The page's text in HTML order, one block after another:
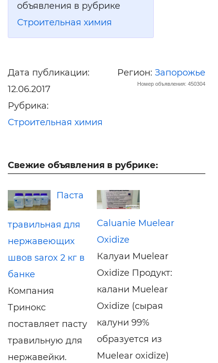
объявления в рубрике
Строительная химия
Дата публикации:
12.06.2017
Рубрика:
Строительная химия
Регион: Запорожье
Номер объявления: 450304
Свежие объявления в рубрике:
Паста
травильная для
нержавеющих
швов sarox 2 кг в
банке
Компания
Тринокс
поставляет пасту
травильную для
нержавейки.
Caluanie Muelear
Oxidize
Калуаи Muelear
Oxidize Продукт:
калани Muelear
Oxidize (сырая
калуни 99%
образуется из
Muelear oxidize)